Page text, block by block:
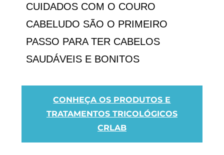
CUIDADOS COM O COURO
CABELUDO SÃO O PRIMEIRO
PASSO PARA TER CABELOS
SAUDÁVEIS E BONITOS
CONHEÇA OS PRODUTOS E
TRATAMENTOS TRICOLÓGICOS
CRLAB